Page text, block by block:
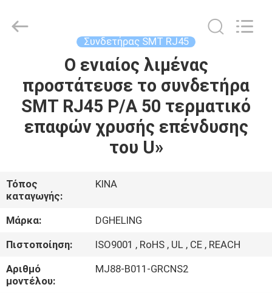
ΠΡΟΪΌΝΤΑ
ΠΕΡΊΠΟΥ
ΓΎΡΟΣ
ΕΡΓΟΣΤΑΣΊΩΝ
ΠΟΙΟΤΙΚΌΣ
ΈΛΕΓΧΟΣ
Ltd..
Συνδετήρας SMT RJ45
Ο ενιαίος λιμένας
προστάτευσε το συνδετήρα
SMT RJ45 Ρ/Α 50 τερματικό
επαφών χρυσής επένδυσης
του U»
Τόπος
καταγωγής:
ΚΙΝΑ
Μάρκα:
DGHELING
Πιστοποίηση:
ISO9001 , RoHS , UL , CE , REACH
Αριθμό
μοντέλου:
MJ88-B011-GRCNS2